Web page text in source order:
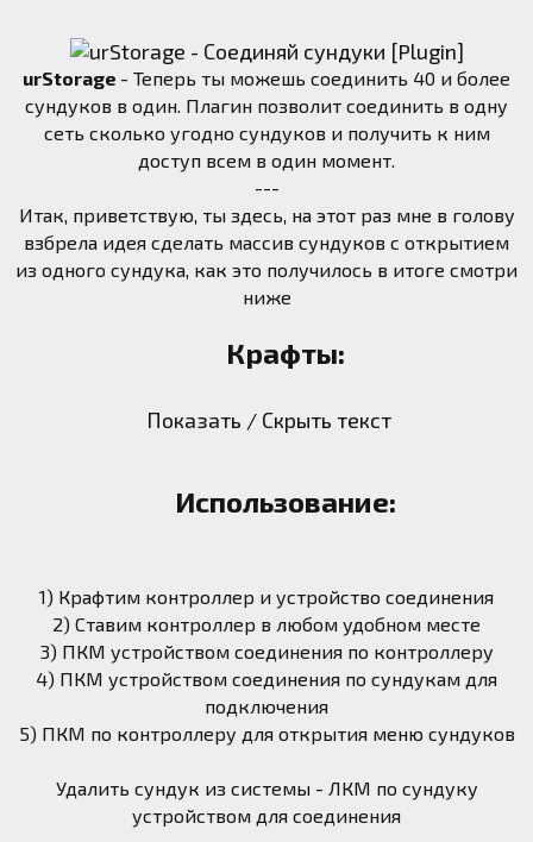
urStorage - Теперь ты можешь соединить 40 и более
сундуков в один. Плагин позволит соединить в одну
сеть сколько угодно сундуков и получить к ним
доступ всем в один момент.
---
Итак, приветствую, ты здесь, на этот раз мне в голову
взбрела идея сделать массив сундуков с открытием
из одного сундука, как это получилось в итоге смотри
ниже
Крафты:
Показать / Скрыть текст
Использование:
1) Крафтим контроллер и устройство соединения
2) Ставим контроллер в любом удобном месте
3) ПКМ устройством соединения по контроллеру
4) ПКМ устройством соединения по сундукам для
подключения
5) ПКМ по контроллеру для открытия меню сундуков
Удалить сундук из системы - ЛКМ по сундуку
устройством для соединения